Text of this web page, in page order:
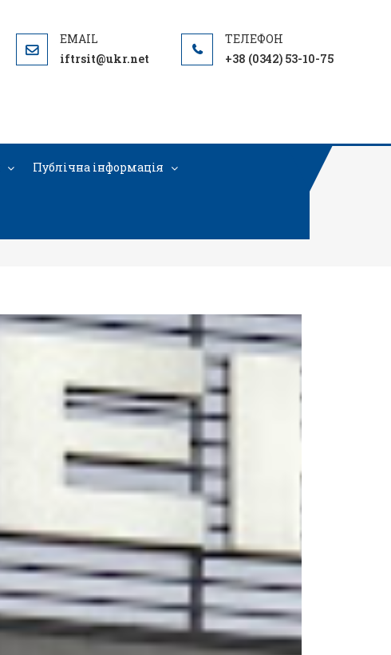
iftrsit@ukr.net +38 (0342) 53-10-75
Публічна інформація